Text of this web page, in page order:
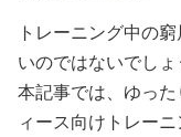
トレーニング中の
いのではないでしょ
本記事では、ゆっ
ィース向けトレーニ